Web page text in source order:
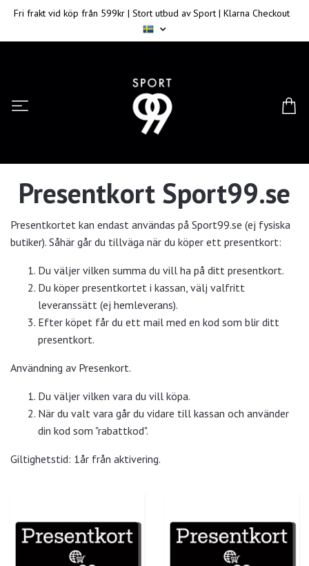
Fri frakt vid köp från 599kr | Stort utbud av Sport | Klarna Checkout
Presentkort Sport99.se
Presentkortet kan endast användas på Sport99.se (ej fysiska
butiker). Såhär går du tillväga när du köper ett presentkort:
Du väljer vilken summa du vill ha på ditt presentkort.
Du köper presentkortet i kassan, välj valfritt
leveranssätt (ej hemleverans).
Efter köpet får du ett mail med en kod som blir ditt
presentkort.
Användning av Presenkort.
Du väljer vilken vara du vill köpa.
När du valt vara går du vidare till kassan och använder
din kod som "rabattkod".
Giltighetstid: 1år från aktivering.